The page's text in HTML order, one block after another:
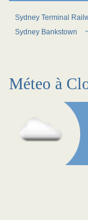
Sydney Terminal
Sydney Bankstown
Méteo à